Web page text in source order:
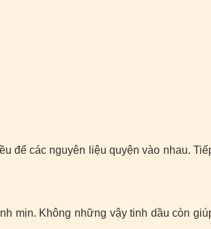
để các nguyên liệu quyện vào nhau.
mịn. Không những vậy tinh dầu còn